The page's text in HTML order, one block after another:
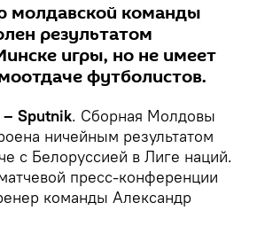
молдавской команды
результатом
игры, но не имеет
футболистов.
Sputnik. Сборная Молдовы
ничейным результатом
с Белоруссией в Лиге наций.
пресс-конференции
команды Александр